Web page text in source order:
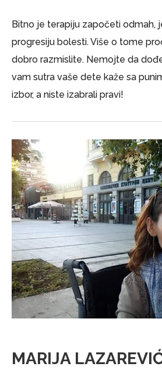
Bitno je terapiju započeti odmah,
progresiju bolesti. Više o tome
dobro razmislite. Nemojte da
vam sutra vaše dete kaže sa
izbor, a niste izabrali pravi!
MARIJA